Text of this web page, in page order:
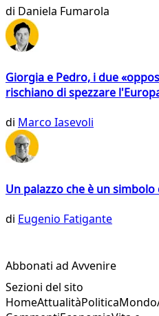
di Daniela Fumarola
Giorgia e Pedro, i due
rischiano di spezzare
di Marco Iasevoli
Un palazzo che è un
di Eugenio Fatigante
Abbonati ad Avvenire
Sezioni del sito
HomeAttualitàPoliticaMondo